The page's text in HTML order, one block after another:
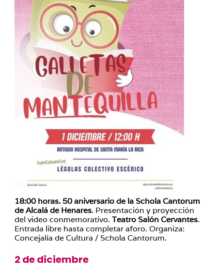
18:00 horas. 50 aniversario de la Schola Cantorum
de Alcalá de Henares. Presentación y proyección
del video conmemorativo. Teatro Salón Cervantes.
Entrada libre hasta completar aforo. Organiza:
Concejalía de Cultura / Schola Cantorum.
2 de diciembre